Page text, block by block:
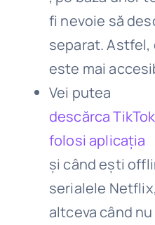
fi nevoie să
separat.
este mai
Vei putea
descărca
folosi aplicația
și când ești
serialele
altceva când